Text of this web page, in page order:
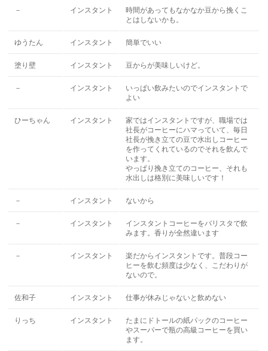
－ インスタント
時間があってもなかなか豆から挽くこ
とはしないかも。
ゆうたん インスタント 簡単でいい
塗り壁 インスタント 豆からが美味しいけど。
－ インスタント
いっぱい飲みたいのでインスタントで
よい
ひーちゃん インスタント
家ではインスタントですが、職場では
社長がコーヒーにハマっていて、毎日
社長が挽き立ての豆で水出しコーヒー
を作ってくれているのでそれを飲んで
います。
やっぱり挽き立てのコーヒー、それも
水出しは格別に美味しいです！
－ インスタント ないから
－ インスタント
インスタントコーヒーをバリスタで飲
みます。香りが全然違います
－ インスタント
楽だからインスタントです。普段コー
ヒーを飲む頻度は少なく、こだわりが
ないので。
佐和子 インスタント 仕事が休みじゃないと飲めない
りっち インスタント
たまにドトールの紙パックのコーヒー
やスーパーで瓶の高級コーヒーを買い
ます。